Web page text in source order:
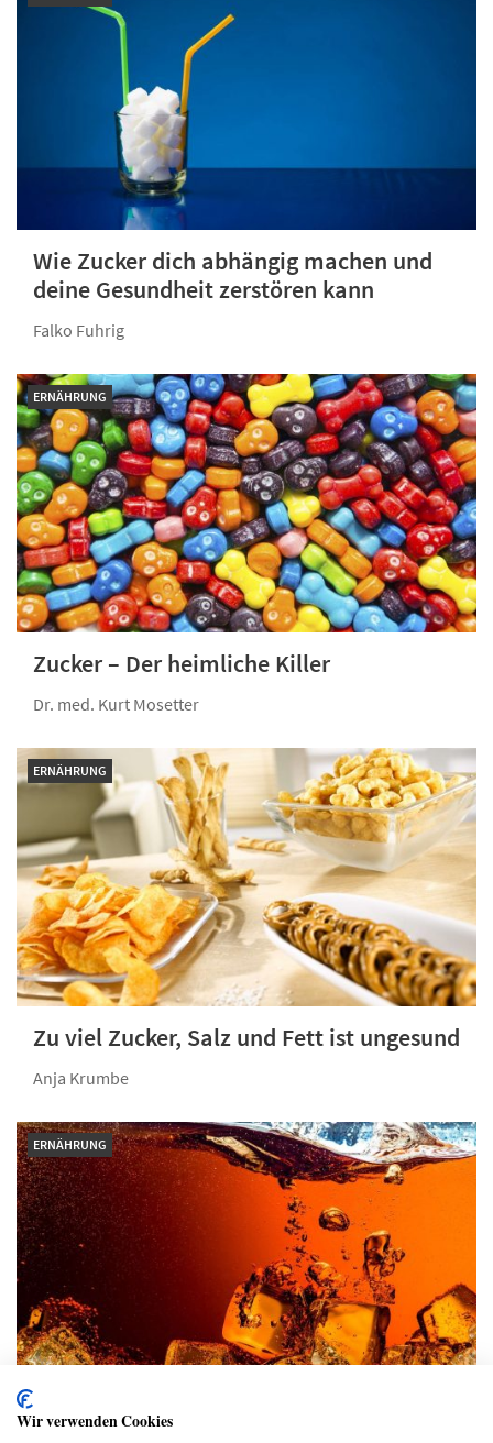
Wie Zucker dich abhängig machen und
deine Gesundheit zerstören kann
Falko Fuhrig
ERNÄHRUNG
Zucker – Der heimliche Killer
Dr. med. Kurt Mosetter
ERNÄHRUNG
Zu viel Zucker, Salz und Fett ist ungesund
Anja Krumbe
ERNÄHRUNG
Achtung Zucker! In diesen 7 Produkten
Wir verwenden Cookies